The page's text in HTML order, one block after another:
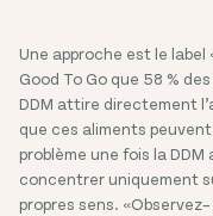
Une approche est le
Good To Go que 58 %
DDM attire directement
que ces aliments
problème une fois la
concentrer uniquement
propres sens.